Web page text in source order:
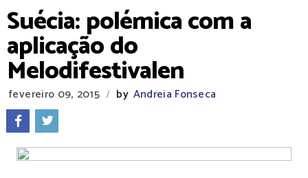
Suécia: polémica com a
aplicação do
Melodifestivalen
fevereiro 09, 2015 / by Andreia Fonseca